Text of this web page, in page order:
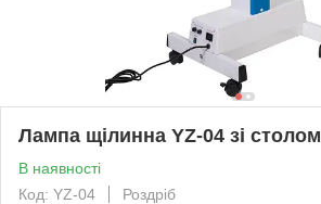
Лампа щілинна YZ-04 зі столом
В наявності
Код: YZ-04
Роздріб